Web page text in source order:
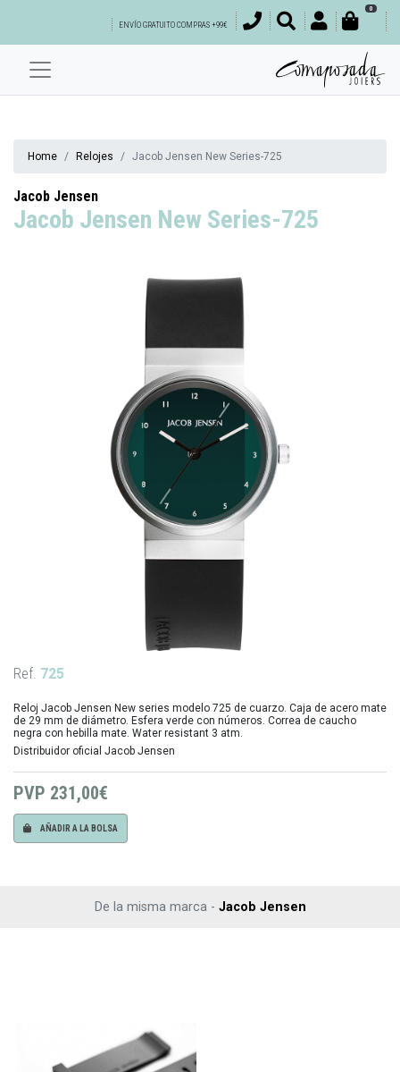
ENVÍO GRATUITO COMPRAS +99€
0
Home Relojes Jacob Jensen New Series-725
Jacob Jensen
Jacob Jensen New Series-725
Ref. 725
Reloj Jacob Jensen New series modelo 725 de cuarzo. Caja de acero mate
de 29 mm de diámetro. Esfera verde con números. Correa de caucho
negra con hebilla mate. Water resistant 3 atm.
Distribuidor oficial Jacob Jensen
PVP 231,00€
AÑADIR A LA BOLSA
De la misma marca - Jacob Jensen